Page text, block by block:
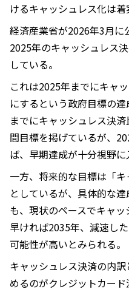
けるキャッシュレス化は着
経済産業省が2026年3月に
2025年のキャッシュレス
している。
これは2025年までにキャ
にするという政府目標の
までにキャッシュレス決
間目標を掲げているが、
ば、早期達成が十分視野に
一方、将来的な目標は「キ
としているが、具体的な
も、現状のペースでキャッ
早ければ2035年、減速し
可能性が高いとみられる。
キャッシュレス決済の内
めるのがクレジットカー